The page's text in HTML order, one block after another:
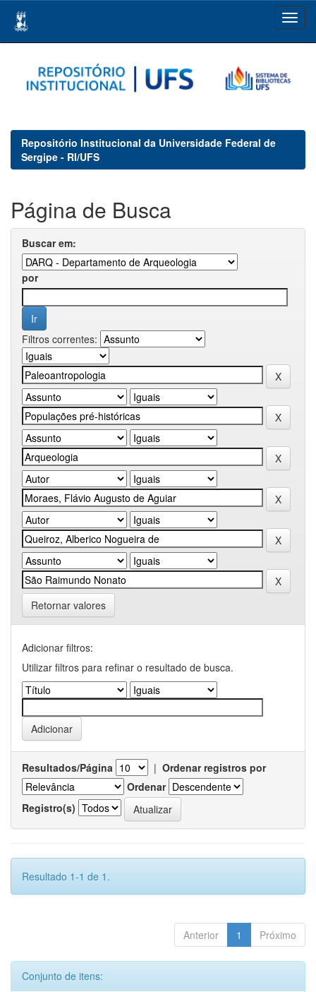
navigation
Repositório Institucional da Universidade Federal de
Sergipe - RI/UFS
Página de Busca
Buscar em:
por
Filtros correntes:
Retornar valores
Adicionar filtros:
Utilizar filtros para refinar o resultado de busca.
Resultados/Página | Ordenar registros por
Ordenar
Registro(s)
Resultado 1-1 de 1.
Anterior 1 Próximo
Conjunto de itens: